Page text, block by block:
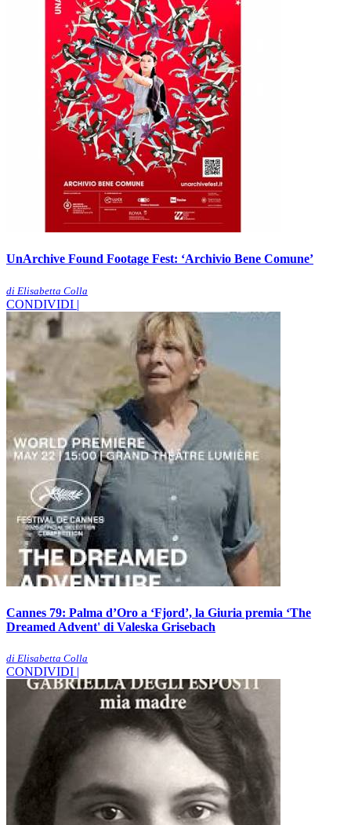
UnArchive Found Footage Fest: ‘Archivio Bene Comune’
di Elisabetta Colla
CONDIVIDI |
Cannes 79: Palma d’Oro a ‘Fjord’, la Giuria premia ‘The
Dreamed Advent' di Valeska Grisebach
di Elisabetta Colla
CONDIVIDI |